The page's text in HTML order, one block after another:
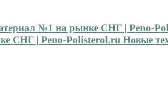
СНГ | Peno-Polisterol.ru Новые